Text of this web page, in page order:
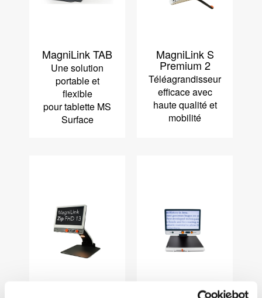
MagniLink TAB
Une solution
portable et
flexible
pour tablette MS
Surface
MagniLink S
Premium 2
Téléagrandisseur
efficace avec
haute qualité et
mobilité